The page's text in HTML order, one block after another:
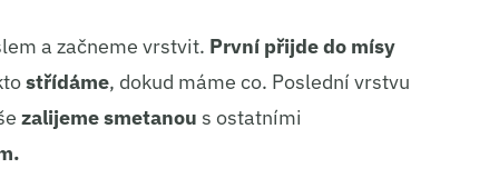
a začneme vrstvit. První přijde do mísy
střídáme, dokud máme co. Poslední vrstvu
zalijeme smetanou s ostatními